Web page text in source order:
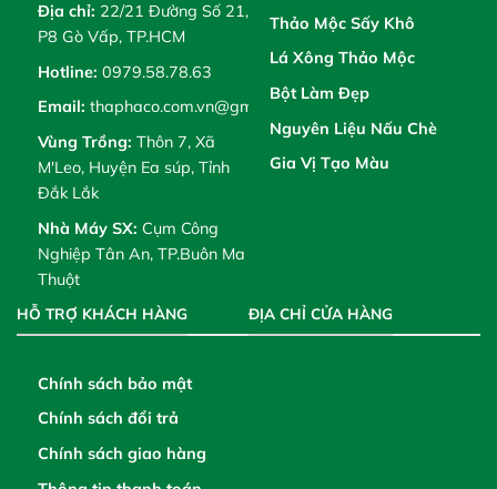
Địa chỉ: 22/21 Đường Số 21,
P8 Gò Vấp, TP.HCM
Hotline: 0979.58.78.63
Email: thaphaco.com.vn@gmail.com
Vùng Trồng: Thôn 7, Xã
M'Leo, Huyện Ea súp, Tỉnh
Đắk Lắk
Nhà Máy SX: Cụm Công
Nghiệp Tân An, TP.Buôn Ma
Thuột
Thảo Mộc Sấy Khô
Lá Xông Thảo Mộc
Bột Làm Đẹp
Nguyên Liệu Nấu Chè
Gia Vị Tạo Màu
HỖ TRỢ KHÁCH HÀNG
Chính sách bảo mật
Chính sách đổi trả
Chính sách giao hàng
ĐỊA CHỈ CỬA HÀNG